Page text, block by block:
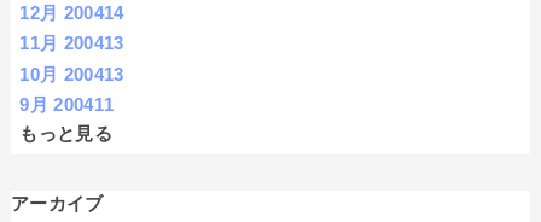
12月 200414
11月 200413
10月 200413
9月 200411
もっと見る
アーカイブ